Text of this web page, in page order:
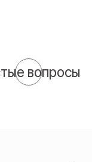
вопросы